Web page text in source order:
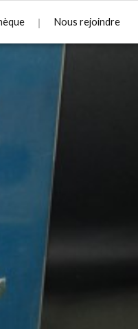
Nous rejoindre